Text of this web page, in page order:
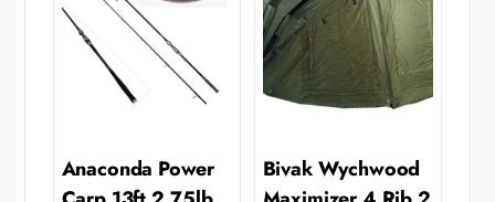
Anaconda Power
Bivak Wychwood